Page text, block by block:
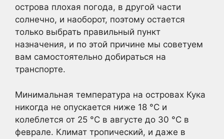
острова плохая погода, в другой части
солнечно, и наоборот, поэтому остается
только выбрать правильный пункт
назначения, и по этой причине мы советуем
вам самостоятельно добираться на
транспорте.
Минимальная температура на островах Кука
никогда не опускается ниже 18 °C и
колеблется от 25 °C в августе до 30 °C в
феврале. Климат тропический, и даже в